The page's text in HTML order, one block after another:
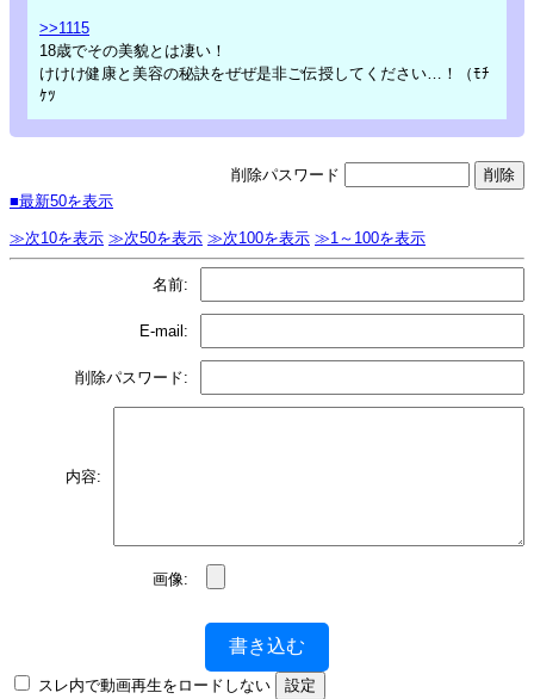
>>1115
18歳でその美貌とは凄い！
けけけ健康と美容の秘訣をぜぜ是非ご伝授してください…！（ﾓﾁ
ｹﾂ
削除パスワード
■最新50を表示
≫次10を表示 ≫次50を表示 ≫次100を表示 ≫1～100を表示
名前:
E-mail:
削除パスワード:
内容:
画像:
書き込む
スレ内で動画再生をロードしない